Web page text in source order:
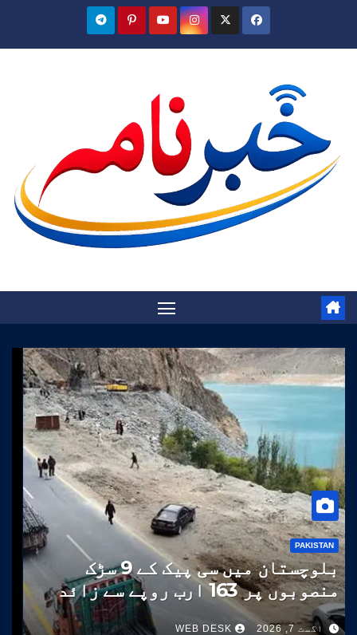
PAKISTAN
بلوچستان میں سی پیک کے 9 سڑک
منصوبوں پر 163 ارب روپے سے زائد
خرچ
اگست 7, 2026 WEB DESK